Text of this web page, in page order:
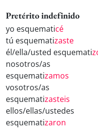
Pretérito indefinido
yo esquematicé
tú esquematizaste
él/ella/usted esquemati
nosotros/as
esquematizamos
vosotros/as
esquematizasteis
ellos/ellas/ustedes
esquematizaron